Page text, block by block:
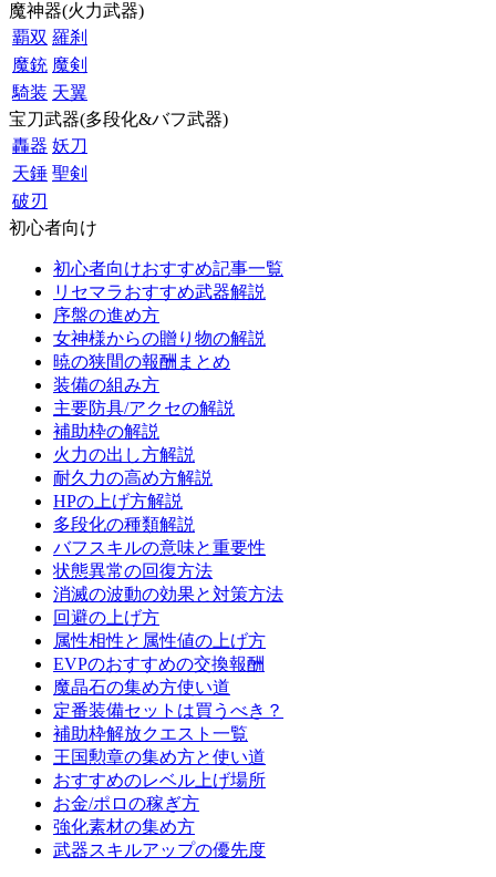
魔神器(火力武器)
覇双 羅刹
魔銃 魔剣
騎装 天翼
宝刀武器(多段化&バフ武器)
轟器 妖刀
天錘 聖剣
破刃
初心者向け
初心者向けおすすめ記事一覧
リセマラおすすめ武器解説
序盤の進め方
女神様からの贈り物の解説
暁の狭間の報酬まとめ
装備の組み方
主要防具/アクセの解説
補助枠の解説
火力の出し方解説
耐久力の高め方解説
HPの上げ方解説
多段化の種類解説
バフスキルの意味と重要性
状態異常の回復方法
消滅の波動の効果と対策方法
回避の上げ方
属性相性と属性値の上げ方
EVPのおすすめの交換報酬
魔晶石の集め方使い道
定番装備セットは買うべき？
補助枠解放クエスト一覧
王国勲章の集め方と使い道
おすすめのレベル上げ場所
お金/ポロの稼ぎ方
強化素材の集め方
武器スキルアップの優先度